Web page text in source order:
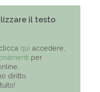
il testo
qui accedere,
per
diritto